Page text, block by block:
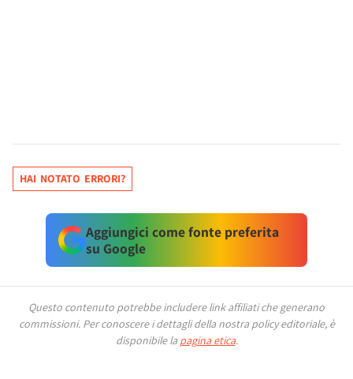
HAI NOTATO ERRORI?
Aggiungici come fonte preferita
su Google
Questo contenuto potrebbe includere link affiliati che generano
commissioni. Per conoscere i dettagli della nostra policy editoriale, è
disponibile la pagina etica.